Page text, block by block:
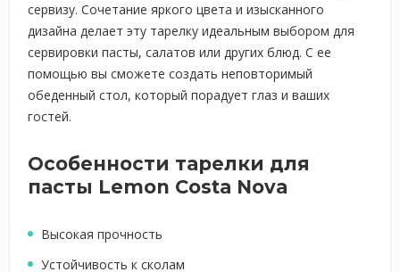
сервизу. Сочетание яркого цвета и изысканного
дизайна делает эту тарелку идеальным выбором для
сервировки пасты, салатов или других блюд. С ее
помощью вы сможете создать неповторимый
обеденный стол, который порадует глаз и ваших
гостей.
Особенности тарелки для
пасты Lemon Costa Nova
Высокая прочность
Устойчивость к сколам